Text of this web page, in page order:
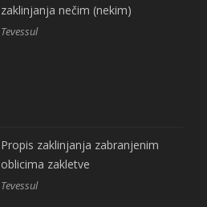
zaklinjanja nečim (nekim)
Tevessul
Propis zaklinjanja zabranjenim
oblicima zakletve
Tevessul